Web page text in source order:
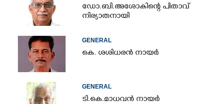
ഡോ.ബി.അശോകിന്റെ പിതാവ്
നിര്യാതനായി
GENERAL
കെ. ശശിധരൻ നായർ
GENERAL
ടി.കെ.മാധവൻ നായർ